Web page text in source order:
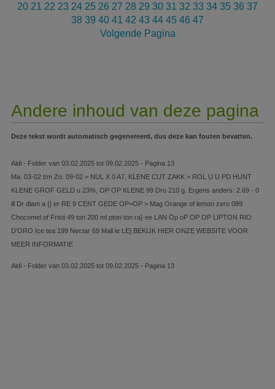
20 21 22 23 24 25 26 27 28 29 30 31 32 33 34 35 36 37
38 39 40 41 42 43 44 45 46 47
Volgende Pagina
Andere inhoud van deze pagina
Deze tekst wordt automatisch gegenereerd, dus deze kan fouten bevatten.
Aldi - Folder van 03.02.2025 tot 09.02.2025 - Pagina 13
Ma. 03-02 t/m Zo. 09-02 = NUL X 0 A7, KLENE CUT ZAKK > ROL U U PD HUNT
KLENE GROF GELD u 23%, OP OP KLENE 99 Dro 210 g. Ergens anders: 2.69 - 0
ill Dr diam a {| er RE 9 CENT GEDE OP=OP > Mag Orange of lemon zero 089
Chocomel of Fristi 49 ton 200 ml pton ton ra} ee LAN Op oP OP OP LIPTON RIO
D'ORO Ice tea 199 Nectar 69 Mall ie LE] BEKIJK HIER ONZE WEBSITE VOOR
MEER INFORMATIE
Aldi - Folder van 03.02.2025 tot 09.02.2025 - Pagina 13